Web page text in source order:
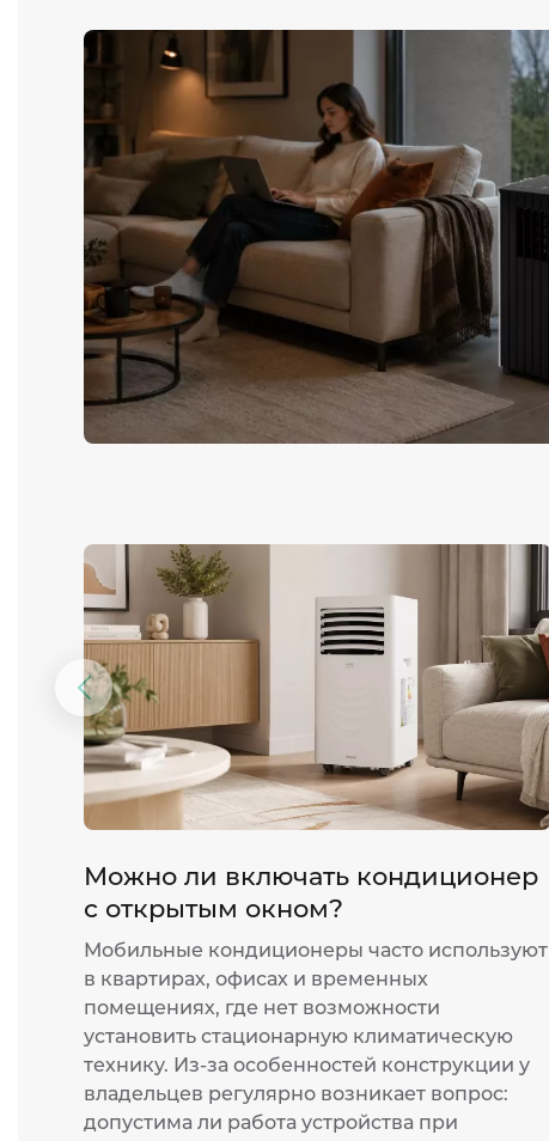
Предыдущий
слайд
Можно ли включать кондиционер
с открытым окном?
Мобильные кондиционеры часто используют
в квартирах, офисах и временных
помещениях, где нет возможности
установить стационарную климатическую
технику. Из-за особенностей конструкции у
владельцев регулярно возникает вопрос:
допустима ли работа устройства при